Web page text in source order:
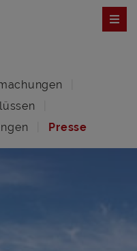
Presse